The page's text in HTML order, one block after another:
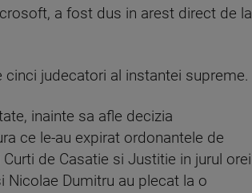
a fost dus in arest direct de la
judecatori al instantei supreme.
inainte sa afle decizia
ce le-au expirat ordonantele de
de Casatie si Justitie in jurul orei
Nicolae Dumitru au plecat la o